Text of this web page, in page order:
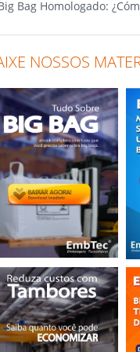
Bag Homologado:
NOSSOS